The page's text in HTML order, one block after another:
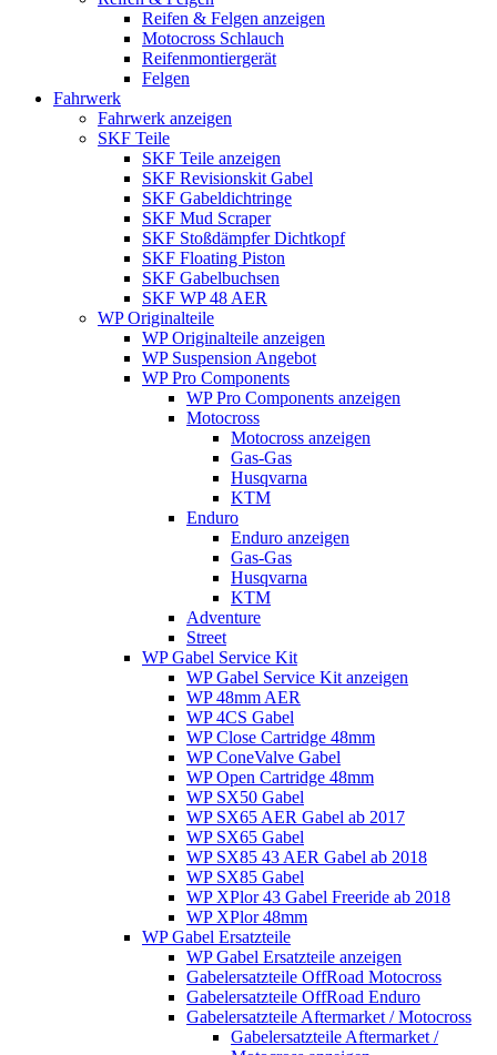
Reifen & Felgen anzeigen
Motocross Schlauch
Reifenmontiergerät
Felgen
Fahrwerk
Fahrwerk anzeigen
SKF Teile
SKF Teile anzeigen
SKF Revisionskit Gabel
SKF Gabeldichtringe
SKF Mud Scraper
SKF Stoßdämpfer Dichtkopf
SKF Floating Piston
SKF Gabelbuchsen
SKF WP 48 AER
WP Originalteile
WP Originalteile anzeigen
WP Suspension Angebot
WP Pro Components
WP Pro Components anzeigen
Motocross
Motocross anzeigen
Gas-Gas
Husqvarna
KTM
Enduro
Enduro anzeigen
Gas-Gas
Husqvarna
KTM
Adventure
Street
WP Gabel Service Kit
WP Gabel Service Kit anzeigen
WP 48mm AER
WP 4CS Gabel
WP Close Cartridge 48mm
WP ConeValve Gabel
WP Open Cartridge 48mm
WP SX50 Gabel
WP SX65 AER Gabel ab 2017
WP SX65 Gabel
WP SX85 43 AER Gabel ab 2018
WP SX85 Gabel
WP XPlor 43 Gabel Freeride ab 2018
WP XPlor 48mm
WP Gabel Ersatzteile
WP Gabel Ersatzteile anzeigen
Gabelersatzteile OffRoad Motocross
Gabelersatzteile OffRoad Enduro
Gabelersatzteile Aftermarket / Motocross
Gabelersatzteile Aftermarket /